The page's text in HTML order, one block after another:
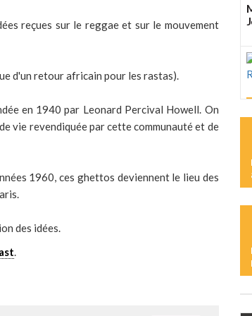
reçues sur le reggae et sur le mouvement
d'un retour africain pour les rastas).
en 1940 par Leonard Percival Howell. On
vie revendiquée par cette communauté et de
1960, ces ghettos deviennent le lieu des
des idées.
.